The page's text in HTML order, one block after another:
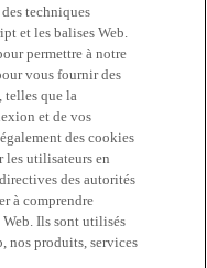
techniques
et les balises Web.
permettre à notre
vous fournir des
telles que la
et de vos
des cookies
les utilisateurs en
des autorités
à comprendre
Ils sont utilisés
nos produits, services